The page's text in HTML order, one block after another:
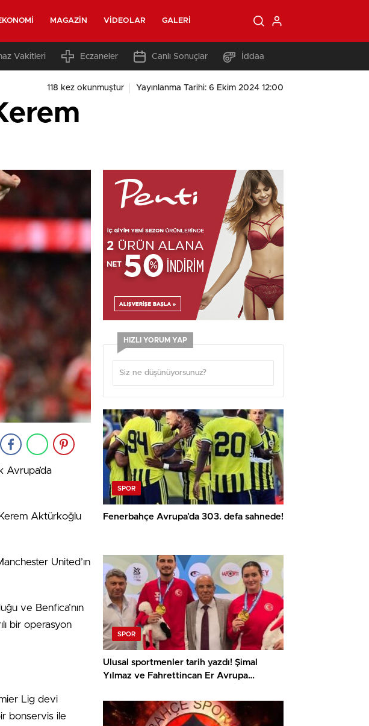
MAGAZIN VIDEOLAR GALERI
Vakitleri Eczaneler Canlı Sonuçlar İddaa
118 kez okunmuştur Yayınlanma Tarihi: 6 Ekim 2024 12:00
Avrupa’da
Aktürkoğlu
United’ın
ve Benfica’nın
bir operasyon
Lig devi
bonservis ile
HIZLI YORUM YAP
SPOR
Fenerbahçe Avrupa’da 303. defa sahnede!
SPOR
Ulusal sportmenler tarih yazdı! Şimal
Yılmaz ve Fahrettincan Er Avrupa